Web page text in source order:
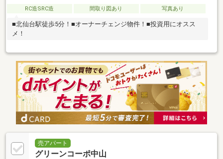
RC造SRC造 間取り図あり 写真あり
■北仙台駅徒歩5分！■オーナーチェンジ物件！■投資用にオスス
メ！
売アパート
グリーンコーポ中山